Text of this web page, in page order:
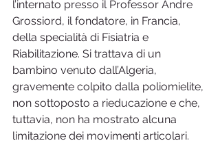
l’internato presso il Professor Andre
Grossiord, il fondatore, in Francia,
della specialità di Fisiatria e
Riabilitazione. Si trattava di un
bambino venuto dall’Algeria,
gravemente colpito dalla poliomielite,
non sottoposto a rieducazione e che,
tuttavia, non ha mostrato alcuna
limitazione dei movimenti articolari.